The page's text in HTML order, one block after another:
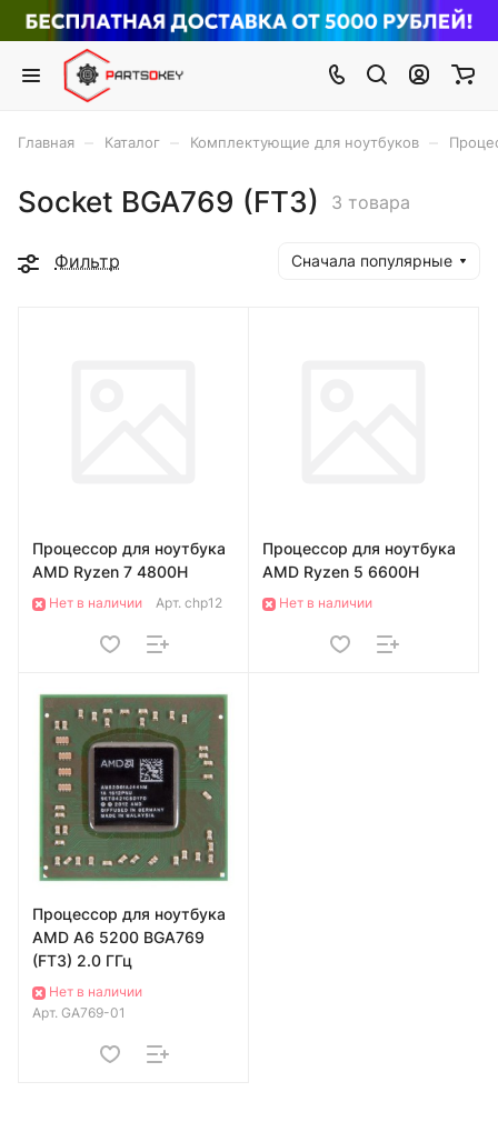
Главная Каталог Комплектующие для ноутбуков
Socket BGA769 (FT3) 3 товара
Фильтр Сначала популярные
Процессор для ноутбука
AMD Ryzen 7 4800H
Нет в наличии Арт. chp12
Процессор для ноутбука
AMD Ryzen 5 6600H
Нет в наличии
Процессор для ноутбука
AMD A6 5200 BGA769
(FT3) 2.0 ГГц
Нет в наличии
Арт. GA769-01